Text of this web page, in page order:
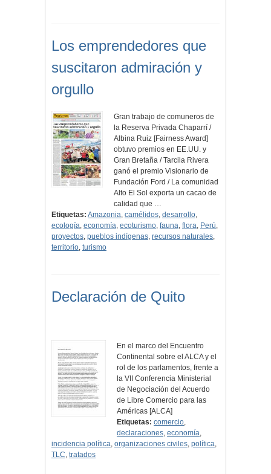
Los emprendedores que
suscitaron admiración y
orgullo
Gran trabajo de comuneros de
la Reserva Privada Chaparrí /
Albina Ruiz [Fairness Award]
obtuvo premios en EE.UU. y
Gran Bretaña / Tarcila Rivera
ganó el premio Visionario de
Fundación Ford / La comunidad
Alto El Sol exporta un cacao de
calidad que …
Etiquetas: Amazonia, camélidos, desarrollo,
ecología, economía, ecoturismo, fauna, flora, Perú,
proyectos, pueblos indígenas, recursos naturales,
territorio, turismo
Declaración de Quito
En el marco del Encuentro
Continental sobre el ALCA y el
rol de los parlamentos, frente a
la VII Conferencia Ministerial
de Negociación del Acuerdo
de Libre Comercio para las
Américas [ALCA]
Etiquetas: comercio,
declaraciones,economía,
incidencia política, organizaciones civiles, política,
TLC, tratados